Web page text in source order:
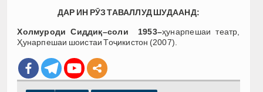
ДАР ИН РӮЗ ТАВАЛЛУД ШУДААНД:
Холмуроди Сиддиқ–соли 1953–ҳунарпешаи театр,
Ҳунарпешаи шоистаи Тоҷикистон (2007).